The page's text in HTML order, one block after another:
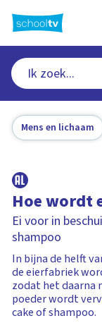
naar
hoofdinhoud
Mens en lichaam
Hoe wordt
Ei voor in
shampoo
In bijna de helft
de eierfabriek
zodat het daarna
poeder wordt
cake of shampoo.